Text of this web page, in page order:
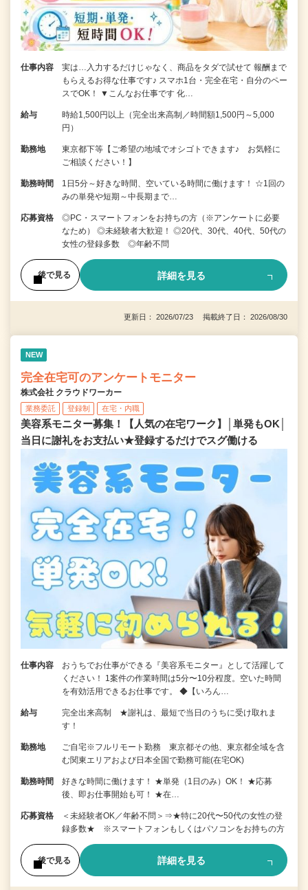
仕事内容
実は…入力するだけじゃなく、商品をタダで試せて 報酬まで
もらえるお得な仕事です♪ スマホ1台・完全在宅・自分のペー
スでOK！ ▼こんなお仕事です 化…
給与
時給1,500円以上（完全出来高制／時間額1,500円～5,000
円）
勤務地
東京都下等【ご希望の地域でオシゴトできます♪ お気軽に
ご相談ください！】
勤務時間
1日5分～好きな時間、空いている時間に働けます！ ☆1回の
みの単発や短期～中長期まで…
応募資格
◎PC・スマートフォンをお持ちの方（※アンケートに必要
なため） ◎未経験者大歓迎！ ◎20代、30代、40代、50代の
女性の登録多数 ◎年齢不問
後で見る 詳細を見る
更新日： 2026/07/23 掲載終了日： 2026/08/30
NEW
完全在宅可のアンケートモニター
株式会社 クラウドワーカー
業務委託 登録制 在宅・内職
美容系モニター募集！【人気の在宅ワーク】│単発もOK│
当日に謝礼をお支払い★登録するだけでスグ働ける
仕事内容
おうちでお仕事ができる『美容系モニター』として活躍して
ください！ 1案件の作業時間は5分〜10分程度。空いた時間
を有効活用できるお仕事です。 ◆【いろん…
給与
完全出来高制 ★謝礼は、最短で当日のうちに受け取れま
す！
勤務地
ご自宅※フルリモート勤務 東京都その他、東京都全域を含
む関東エリアおよび日本全国で勤務可能(在宅OK)
勤務時間
好きな時間に働けます！ ★単発（1日のみ）OK！ ★応募
後、即お仕事開始も可！ ★在…
応募資格
＜未経験者OK／年齢不問＞⇒★特に20代〜50代の女性の登
録多数★ ※スマートフォンもしくはパソコンをお持ちの方
後で見る 詳細を見る